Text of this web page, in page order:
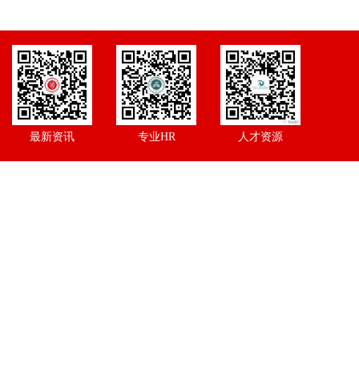
最新资讯 专业HR 人才资源